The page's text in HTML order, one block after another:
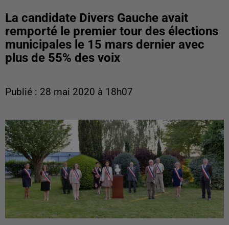
La candidate Divers Gauche avait
remporté le premier tour des élections
municipales le 15 mars dernier avec
plus de 55% des voix
Publié : 28 mai 2020 à 18h07